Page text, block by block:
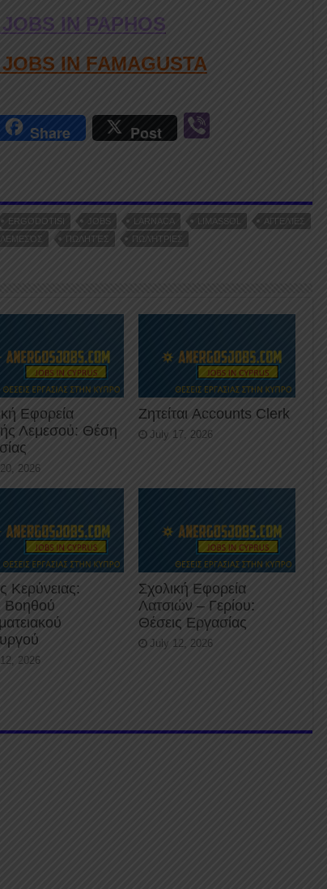
IN PAPHOS
IN FAMAGUSTA
Share Post
ERGODOTISI JOBS LARNACA LIMASSOL
ΑΓΓΕΛΊΕΣ
ΛΕΜΕΣΌΣ ΠΩΛΗΤΈΣ ΠΩΛΉΤΡΙΕΣ
Εφορεία
Λεμεσού: Θέση
2026
Ζητείται Accounts Clerk
July 17, 2026
Κερύνειας:
Βοηθού
2026
Σχολική Εφορεία
Λατσιών – Γερίου:
Θέσεις Εργασίας
July 12, 2026